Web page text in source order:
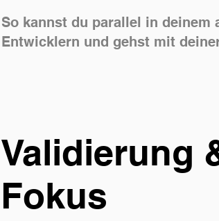
Validierung
Fokus
So kannst du parallel in
Entwicklern und gehst mit